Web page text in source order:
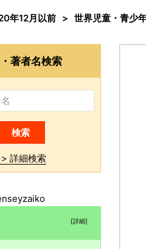
年12月以前 世界児童・青少
著者名検索
詳細検索
[詳細]